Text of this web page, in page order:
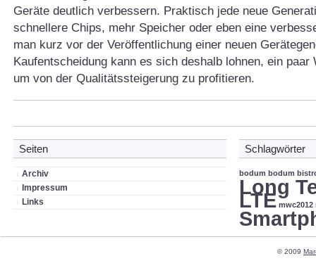
Geräte deutlich verbessern. Praktisch jede neue
schnellere Chips, mehr Speicher oder eben eine
man kurz vor der Veröffentlichung einer neuen
Kaufentscheidung kann es sich deshalb lohnen, ein paar
um von der Qualitätssteigerung zu profitieren.
Seiten
Archiv
Impressum
Links
Schlagwörter
bodum bodum
Long
LTE mwc2012
© 2009